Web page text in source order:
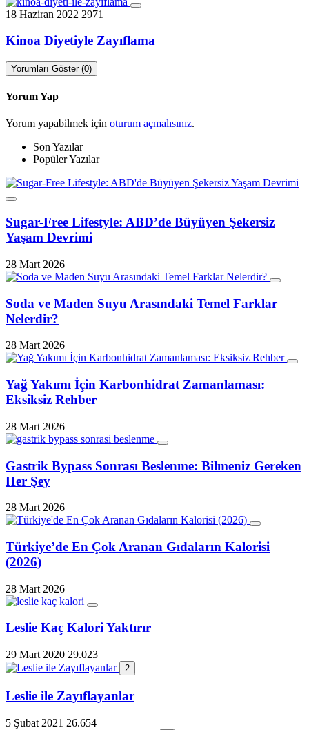
18 Haziran 2022 2971
Kinoa Diyetiyle Zayıflama
Yorumları Göster (0)
Yorum Yap
Yorum yapabilmek için oturum açmalısınız.
Son Yazılar
Popüler Yazılar
Sugar-Free Lifestyle: ABD’de Büyüyen Şekersiz
Yaşam Devrimi
28 Mart 2026
Soda ve Maden Suyu Arasındaki Temel Farklar
Nelerdir?
28 Mart 2026
Yağ Yakımı İçin Karbonhidrat Zamanlaması:
Eksiksiz Rehber
28 Mart 2026
Gastrik Bypass Sonrası Beslenme: Bilmeniz Gereken
Her Şey
28 Mart 2026
Türkiye’de En Çok Aranan Gıdaların Kalorisi
(2026)
28 Mart 2026
Leslie Kaç Kalori Yaktırır
29 Mart 2020 29.023
2
Leslie ile Zayıflayanlar
5 Şubat 2021 26.654